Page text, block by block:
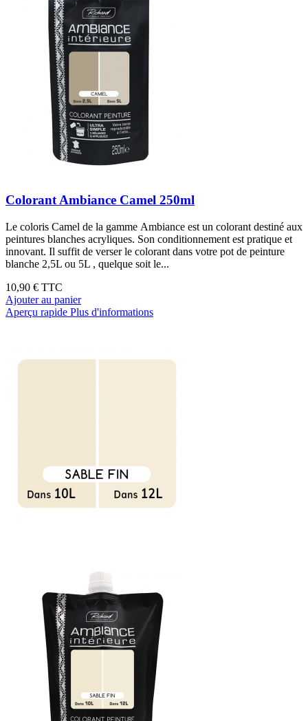
Colorant Ambiance Camel 250ml
Le coloris Camel de la gamme Ambiance est un colorant destiné aux
peintures blanches acryliques. Son conditionnement est pratique et
innovant. Il suffit de verser le colorant dans votre pot de peinture
blanche 2,5L ou 5L , quelque soit le...
10,90 € TTC
Ajouter au panier
Aperçu rapide Plus d'informations